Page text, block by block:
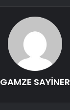
GAMZE SAYİNER